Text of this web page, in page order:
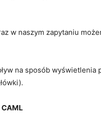
w naszym zapytaniu
na sposób wyświetlenia